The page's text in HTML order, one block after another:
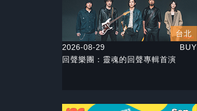
台北
2026-08-29
BUY
回聲樂團：靈魂的回聲專輯首演